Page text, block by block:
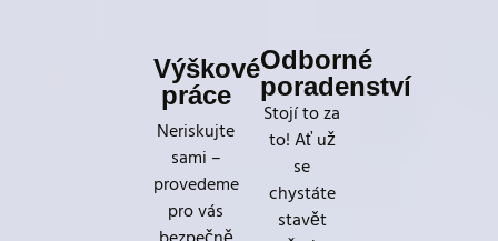
Výškové
práce
Neriskujte
sami –
provedeme
pro vás
Odborné
poradenství
Stojí to za
to! Ať už
se
chystáte
stavět